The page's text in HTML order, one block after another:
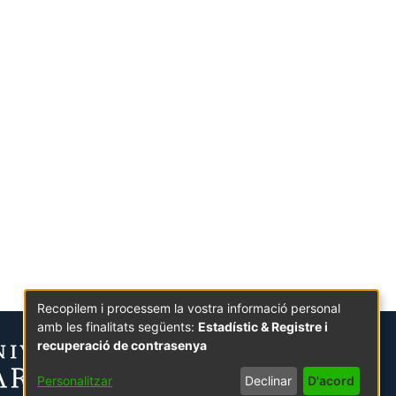
Recopilem i processem la vostra informació personal
amb les finalitats següents: Estadístic & Registre i
recuperació de contrasenya
Personalitzar Declinar D'acord